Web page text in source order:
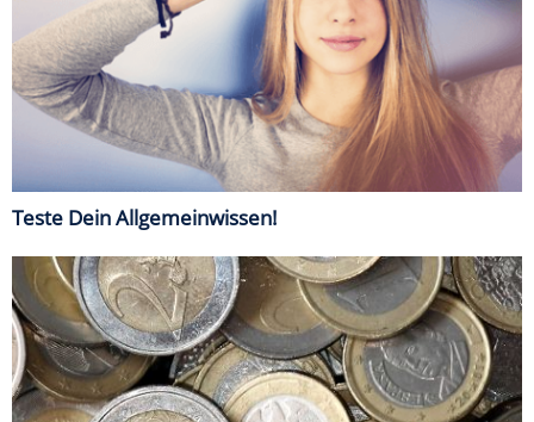
Teste Dein Allgemeinwissen!